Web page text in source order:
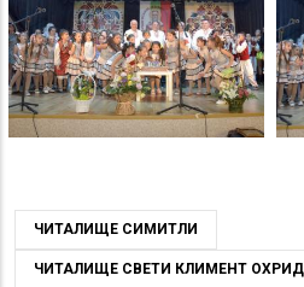
ЧИТАЛИЩЕ СИМИТЛИ
ЧИТАЛИЩЕ СВЕТИ КЛИМЕНТ